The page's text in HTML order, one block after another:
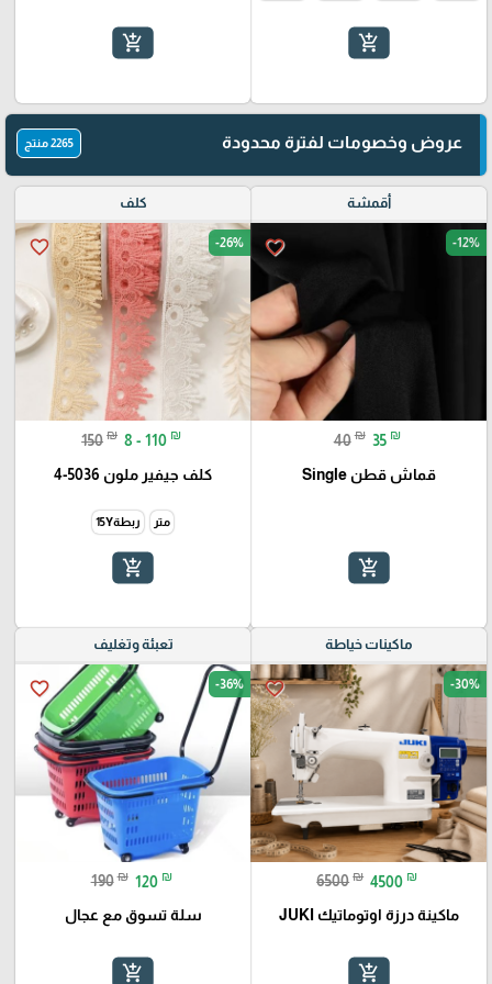
add_shopping_cart
add_shopping_cart
عروض وخصومات لفترة محدودة 2265 منتج
أقمشة
favorite_border -12%
40 ₪ 35 ₪
قماش قطن Single
add_shopping_cart
كلف
favorite_border -26%
150 ₪ 8 - 110 ₪
كلف جيفير ملون 5036-4
متر ربطة15Y
add_shopping_cart
ماكينات خياطة
favorite_border -30%
6500 ₪ 4500 ₪
ماكينة درزة اوتوماتيك JUKI
add_shopping_cart
تعبئة وتغليف
favorite_border -36%
190 ₪ 120 ₪
سلة تسوق مع عجال
add_shopping_cart